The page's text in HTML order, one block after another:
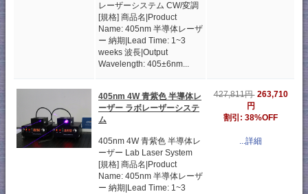
レーザーシステム CW/変調
[規格] 商品名|Product
Name: 405nm 半導体レーザ
ー 納期|Lead Time: 1~3
weeks 波長|Output
Wavelength: 405±6nm...
405nm 4W 青紫色 半導体レ
ーザー ラボレーザーシステ
ム
405nm 4W 青紫色 半導体レ
ーザー Lab Laser System
[規格] 商品名|Product
Name: 405nm 半導体レーザ
ー 納期|Lead Time: 1~3
427,811円 263,710
円
割引: 38%OFF
...詳細